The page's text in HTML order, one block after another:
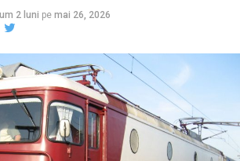
2 luni pe mai 26, 2026